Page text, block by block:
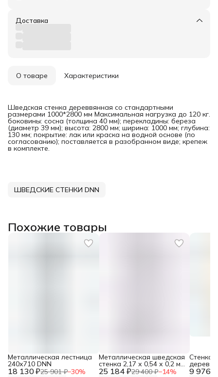
Доставка
О товаре Характеристики
Шведская стенка дереввянная со стандартными
размерами 1000*2800 мм Максимальная нагрузка до 120 кг.
боковины: сосна (толщина 40 мм); перекладины: береза
(диаметр 39 мм); высота: 2800 мм; ширина: 1000 мм; глубина:
130 мм; покрытие: лак или краска на водной основе (по
согласованию); поставляется в разобранном виде; крепеж
в комплекте.
ШВЕДСКИЕ СТЕНКИ DNN
Похожие товары
18 130 ₽25 901 ₽−30%
Металлическая лестница
240х710 DNN
25 184 ₽29 400 ₽−14%
Металлическая шведская
стенка 2,17 х 0,54 х 0,2 м с
турником DNN 9 976 ₽
Стенка
дерев.